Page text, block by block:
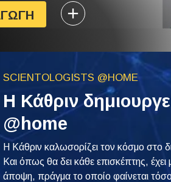
SCIENTOLOGISTS @HOME
Η Κάθριν
@home
Η Κάθριν καλωσορίζει τον κόσμο στο
Και όπως θα δει κάθε επισκέπτης, έχει
άποψη, πράγμα το οποίο φαίνεται